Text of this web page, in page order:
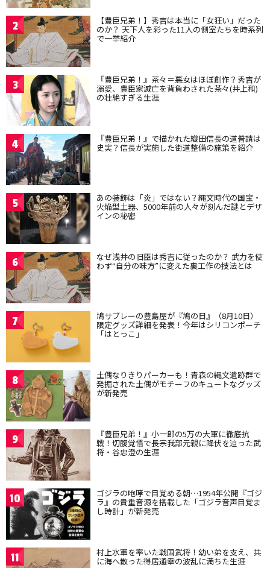
2 【豊臣兄弟！】秀吉は本当に「女狂い」だった
のか？ 天下人を彩った11人の側室たちを時系列
で一挙紹介
3 『豊臣兄弟！』茶々＝悪女はほぼ創作？秀吉が
溺愛、豊臣家滅亡を背負わされた茶々(井上和)
の壮絶すぎる生涯
4 『豊臣兄弟！』で描かれた織田信長の道普請は
史実？信長が実施した街道整備の施策を紹介
5 あの装飾は「炎」ではない？縄文時代の国宝・
火焔型土器、5000年前の人々が刻んだ謎とデザ
インの秘密
6 なぜ浅井の旧臣は秀吉に従ったのか？ 武力を使
わず“自分の味方”に変えた裏工作の技法とは
7 鳩サブレーの豊島屋が『鳩の日』（8月10日）
限定グッズ詳細を発表！今年はシリコンポーチ
「はとっこ」
8 土偶なりきりパーカーも！青森の縄文遺跡群で
発掘された土偶がモチーフのキュートなグッズ
が新発売
9 『豊臣兄弟！』小一郎の5万の大軍に徹底抗
戦！切腹覚悟で長宗我部元親に降伏を迫った武
将・谷忠澄の生涯
10 ゴジラの咆哮で目覚める朝…1954年公開『ゴジ
ラ』の貴重音源を搭載した「ゴジラ音声目覚ま
し時計」が新発売
11 村上水軍を率いた戦国武将！幼い弟を支え、共
に海へ散った得居通幸の波乱に満ちた生涯